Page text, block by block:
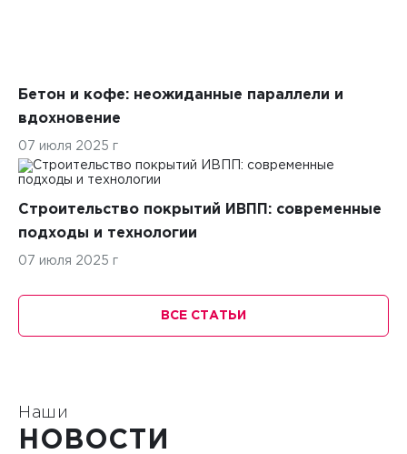
Бетон и кофе: неожиданные параллели и
вдохновение
07 июля 2025 г
Строительство покрытий ИВПП: современные
подходы и технологии
07 июля 2025 г
ВСЕ СТАТЬИ
Наши
НОВОСТИ